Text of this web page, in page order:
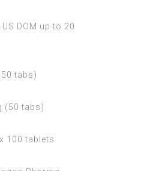
DOM up to 20
tabs)
(50 tabs)
100 tablets